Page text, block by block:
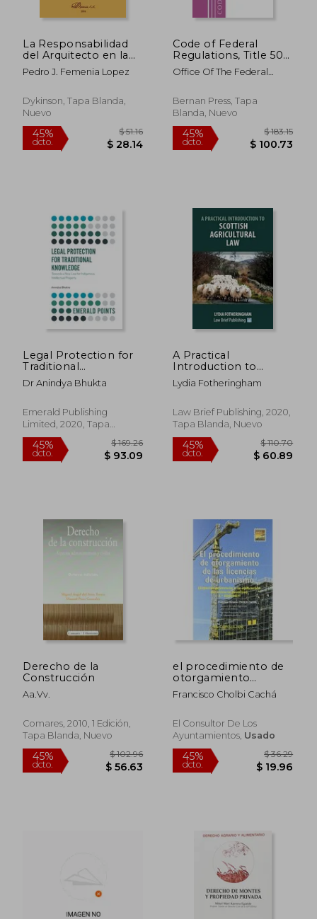
45% $ 96.46 40%
La Responsabilidad
del Arquitecto en la
ley de Ordenacion de
la e Dificacion
Pedro J. Femenia Lopez
Dykinson, Tapa Blanda,
Nuevo
Code of Federal
Regulations, Title 50
Wildlife and Fisheries
600-659, Revised as
(en Inglés)
Office Of The Federal
Bernan Press, Tapa
Blanda, Nuevo
Legal Protection for
Traditional
Knowledge: Towards
a new law for
Intellectual Property
(Emerald Points) (en
Dr Anindya Bhukta
Emerald Publishing
Limited, 2020, Tapa
Blanda, Nuevo
A Practical
Introduction to
Scottish Agricultural
law (en Inglés)
Lydia Fotheringham
Law Brief Publishing, 2020,
Tapa Blanda, Nuevo
45%
Derecho de la
Construcción
Aa.Vv.
Comares, 2010, 1 Edición,
Tapa Blanda, Nuevo
el procedimiento de
otorgamiento
licencias urbanismo
Francisco Cholbi Cachá
El Consultor De Los
Ayuntamientos, Usado